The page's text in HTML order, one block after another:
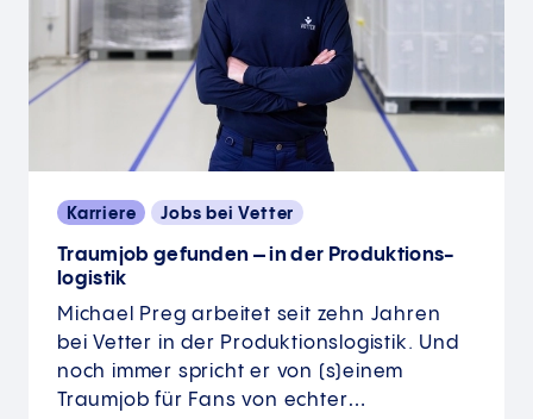
Karriere Jobs bei Vetter
Traumjob gefunden – in der Produktions­
logistik
Michael Preg arbeitet seit zehn Jahren
bei Vetter in der Produktionslogistik. Und
noch immer spricht er von (s)einem
Traumjob für Fans von echter…